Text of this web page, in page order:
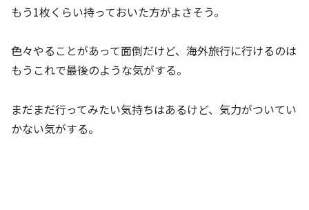
もう1枚くらい持っておいた方がよさそう。
色々やることがあって面倒だけど、海外旅行に行けるのは
もうこれで最後のような気がする。
まだまだ行ってみたい気持ちはあるけど、気力がついてい
かない気がする。